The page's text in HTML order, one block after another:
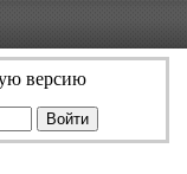
версию